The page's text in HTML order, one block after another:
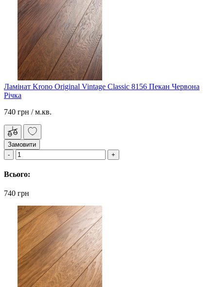
Ламінат Krono Original Vintage Classic 8156 Пекан Червона
Річка
740 грн / м.кв.
Замовити
Всього:
740 грн